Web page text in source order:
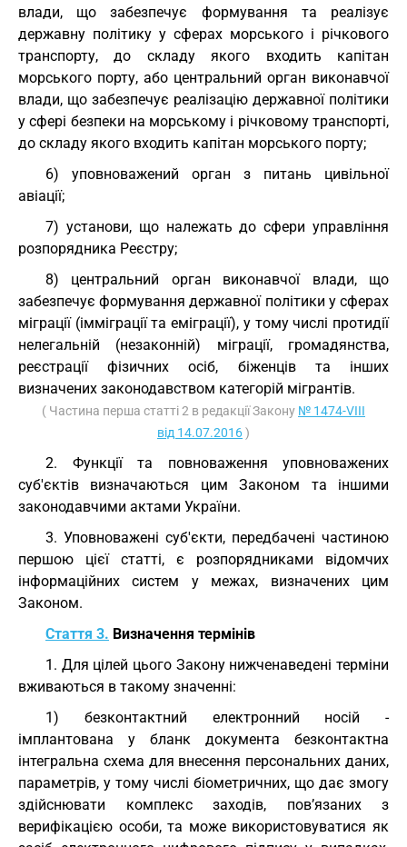
влади, що забезпечує формування та реалізує
державну політику у сферах морського і річкового
транспорту, до складу якого входить капітан
морського порту, або центральний орган виконавчої
влади, що забезпечує реалізацію державної політики
у сфері безпеки на морському і річковому транспорті,
до складу якого входить капітан морського порту;
6) уповноважений орган з питань цивільної
авіації;
7) установи, що належать до сфери управління
розпорядника Реєстру;
8) центральний орган виконавчої влади, що
забезпечує формування державної політики у сферах
міграції (імміграції та еміграції), у тому числі протидії
нелегальній (незаконній) міграції, громадянства,
реєстрації фізичних осіб, біженців та інших
визначених законодавством категорій мігрантів.
( Частина перша статті 2 в редакції Закону № 1474-VIII
від 14.07.2016)
2. Функції та повноваження уповноважених
суб'єктів визначаються цим Законом та іншими
законодавчими актами України.
3. Уповноважені суб'єкти, передбачені частиною
першою цієї статті, є розпорядниками відомчих
інформаційних систем у межах, визначених цим
Законом.
Стаття 3. Визначення термінів
1. Для цілей цього Закону нижченаведені терміни
вживаються в такому значенні:
1) безконтактний електронний носій -
імплантована у бланк документа безконтактна
інтегральна схема для внесення персональних даних,
параметрів, у тому числі біометричних, що дає змогу
здійснювати комплекс заходів, пов’язаних з
верифікацією особи, та може використовуватися як